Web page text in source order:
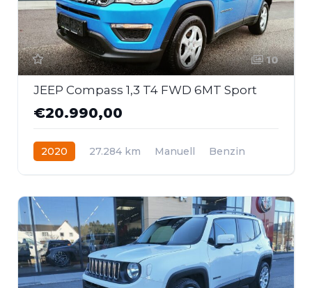
10
JEEP Compass 1,3 T4 FWD 6MT Sport
€20.990,00
2020 27.284 km Manuell
Benzin